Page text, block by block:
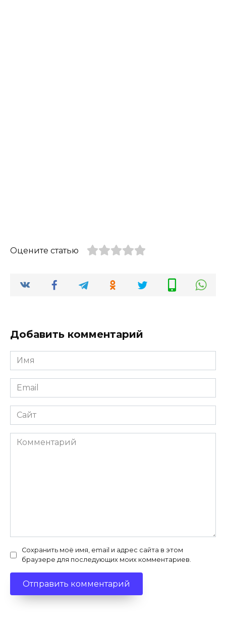
Оцените статью
Добавить комментарий
Имя
*
Email
*
Сайт
Комментарий
Сохранить моё имя, email и адрес сайта в этом
браузере для последующих моих комментариев.